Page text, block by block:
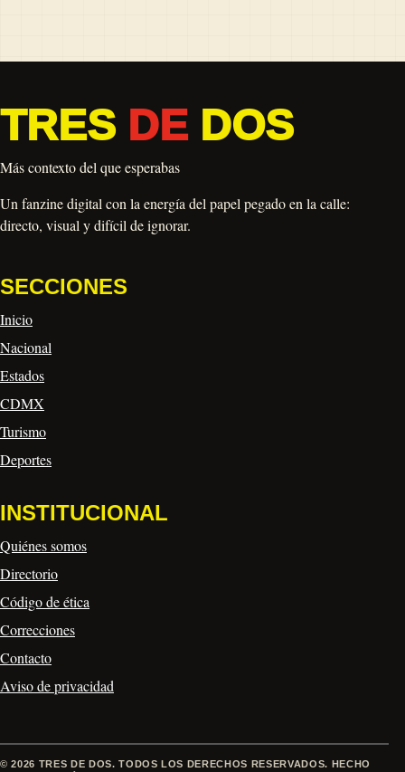
TRES DEDOS
Más contexto del que esperabas
Un fanzine digital con la energía del papel pegado en la calle:
directo, visual y difícil de ignorar.
SECCIONES
Inicio
Nacional
Estados
CDMX
Turismo
Deportes
INSTITUCIONAL
Quiénes somos
Directorio
Código de ética
Correcciones
Contacto
Aviso de privacidad
© 2026 TRES DE DOS. TODOS LOS DERECHOS RESERVADOS. HECHO